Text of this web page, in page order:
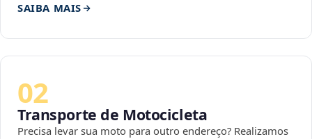
SAIBA MAIS
02
Transporte de Motocicleta
Precisa levar sua moto para outro endereço? Realizamos